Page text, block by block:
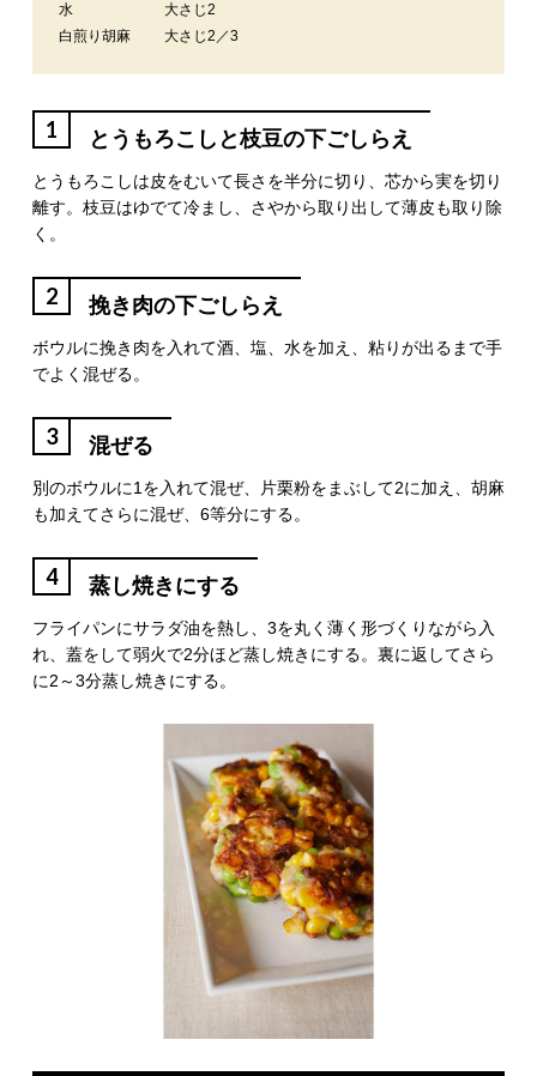
水
大さじ2
白煎り胡麻
大さじ2／3
1 とうもろこしと枝豆の下ごしらえ
とうもろこしは皮をむいて長さを半分に切り、芯から実を切り
離す。枝豆はゆでて冷まし、さやから取り出して薄皮も取り除
く。
2 挽き肉の下ごしらえ
ボウルに挽き肉を入れて酒、塩、水を加え、粘りが出るまで手
でよく混ぜる。
3 混ぜる
別のボウルに1を入れて混ぜ、片栗粉をまぶして2に加え、胡麻
も加えてさらに混ぜ、6等分にする。
4 蒸し焼きにする
フライパンにサラダ油を熱し、3を丸く薄く形づくりながら入
れ、蓋をして弱火で2分ほど蒸し焼きにする。裏に返してさら
に2～3分蒸し焼きにする。